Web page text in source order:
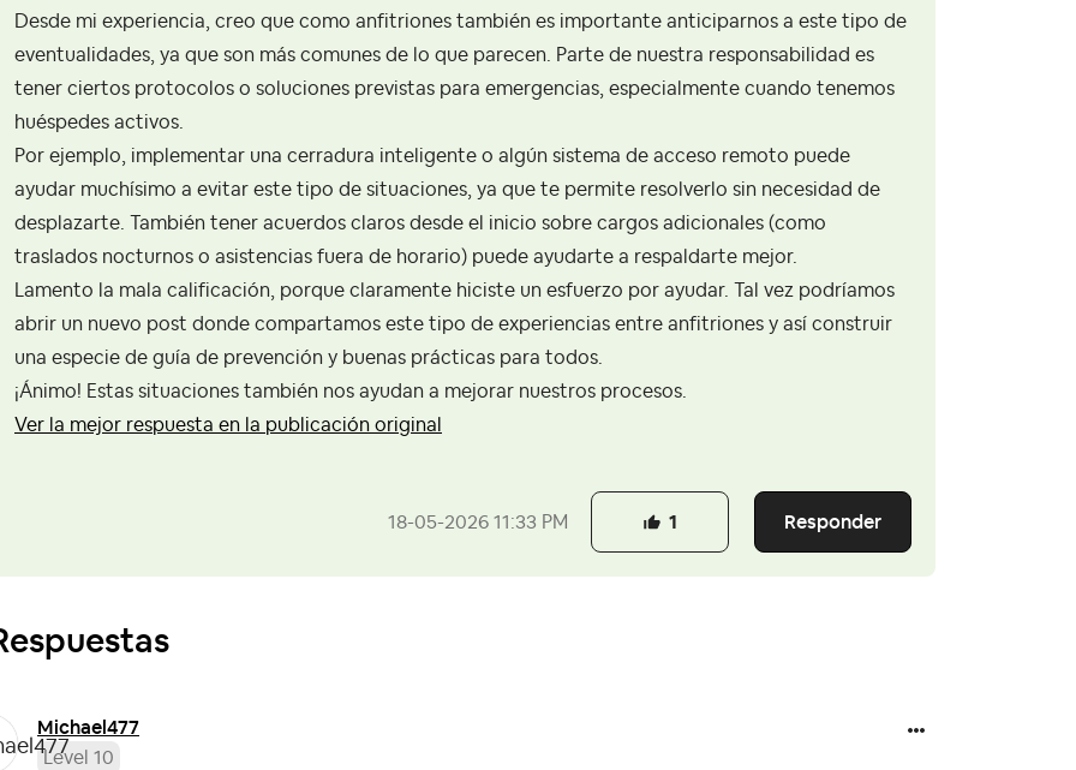
Desde mi experiencia, creo que como anfitriones también es importante anticiparnos a este tipo de
eventualidades, ya que son más comunes de lo que parecen. Parte de nuestra responsabilidad es
tener ciertos protocolos o soluciones previstas para emergencias, especialmente cuando tenemos
huéspedes activos.
Por ejemplo, implementar una cerradura inteligente o algún sistema de acceso remoto puede
ayudar muchísimo a evitar este tipo de situaciones, ya que te permite resolverlo sin necesidad de
desplazarte. También tener acuerdos claros desde el inicio sobre cargos adicionales (como
traslados nocturnos o asistencias fuera de horario) puede ayudarte a respaldarte mejor.
Lamento la mala calificación, porque claramente hiciste un esfuerzo por ayudar. Tal vez podríamos
abrir un nuevo post donde compartamos este tipo de experiencias entre anfitriones y así construir
una especie de guía de prevención y buenas prácticas para todos.
¡Ánimo! Estas situaciones también nos ayudan a mejorar nuestros procesos.
Ver la mejor respuesta en la publicación original
‎18-05-2026 11:33 PM Responder
1
Michael477
Level 10